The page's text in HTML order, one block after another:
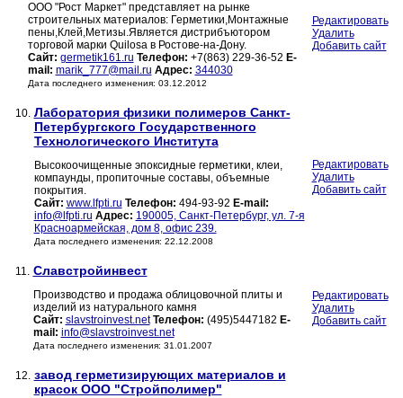
ООО "Рост Маркет" представляет на рынке
строительных материалов: Герметики,Монтажные
пены,Клей,Метизы.Является дистрибъютором
торговой марки Quilosa в Ростове-на-Дону.
Сайт: germetik161.ru Телефон: +7(863) 229-36-52 E-
mail: marik_777@mail.ru Адрес: 344030
Дата последнего изменения: 03.12.2012
Редактировать
Удалить
Добавить сайт
10. Лаборатория физики полимеров Санкт-
Петербургского Государственного
Технологического Института
Высокоочищенные эпоксидные герметики, клеи,
компаунды, пропиточные составы, объемные
покрытия.
Сайт: www.lfpti.ru Телефон: 494-93-92 E-mail:
info@lfpti.ru Адрес: 190005, Санкт-Петербург, ул. 7-я
Красноармейская, дом 8, офис 239.
Дата последнего изменения: 22.12.2008
Редактировать
Удалить
Добавить сайт
11. Славстройинвест
Производство и продажа облицовочной плиты и
изделий из натурального камня
Сайт: slavstroinvest.net Телефон: (495)5447182 E-
mail: info@slavstroinvest.net
Дата последнего изменения: 31.01.2007
Редактировать
Удалить
Добавить сайт
12. завод герметизирующих материалов и
красок ООО "Стройполимер"